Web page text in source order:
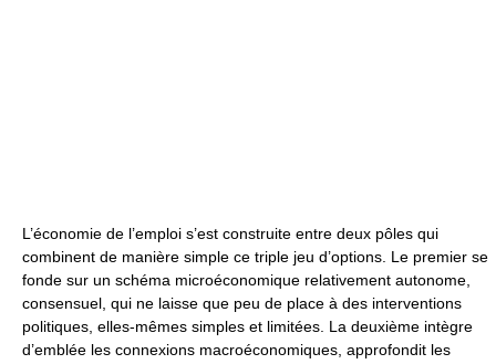
L’économie de l’emploi s’est construite entre deux pôles qui
combinent de manière simple ce triple jeu d’options. Le premier se
fonde sur un schéma microéconomique relativement autonome,
consensuel, qui ne laisse que peu de place à des interventions
politiques, elles-mêmes simples et limitées. La deuxième intègre
d’emblée les connexions macroéconomiques, approfondit les